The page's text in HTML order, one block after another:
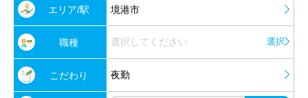
エリア/駅 境港市
職種 選択してください 選択
こだわり 夜勤